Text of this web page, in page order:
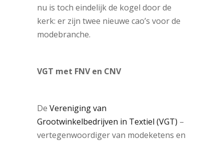
nu is toch eindelijk de kogel door de
kerk: er zijn twee nieuwe cao’s voor de
modebranche.
VGT met FNV en CNV
De Vereniging van
Grootwinkelbedrijven in Textiel (VGT) –
vertegenwoordiger van modeketens en